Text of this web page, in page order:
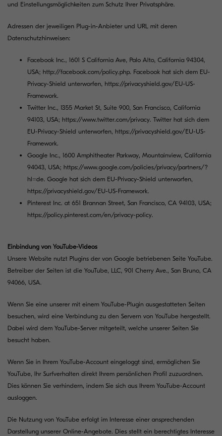
und Einstellungsmöglichkeiten zum Schutz Ihrer Privatsphäre.
Adressen der jeweiligen Plug-in-Anbieter und URL mit deren
Datenschutzhinweisen:
Facebook Inc., 1601 S California Ave, Palo Alto, California 94304,
USA; http://facebook.com/policy.php. Facebook hat sich dem EU-
Privacy-Shield unterworfen, https://privacyshield.gov/EU-US-
Framework.
Twitter Inc., 1355 Market St, Suite 900, San Francisco, California
94103, USA; https://www.twitter.com/privacy. Twitter hat sich dem
EU-Privacy-Shield unterworfen, https://privacyshield.gov/EU-US-
Framework.
Google Inc., 1600 Amphitheater Parkway, Mountainview, California
94043, USA; https://www.google.com/policies/privacy/partners/?
hl=de. Google hat sich dem EU-Privacy-Shield unterworfen,
https://privacyshield.gov/EU-US-Framework.
Pinterest Inc. at 651 Brannan Street, San Francisco, CA 94103, USA;
https://policy.pinterest.com/en/privacy-policy.
Einbindung von YouTube-Videos
Unsere Website nutzt Plugins der von Google betriebenen Seite YouTube.
Betreiber der Seiten ist die YouTube, LLC, 901 Cherry Ave., San Bruno, CA
94066, USA.
Wenn Sie eine unserer mit einem YouTube-Plugin ausgestatteten Seiten
besuchen, wird eine Verbindung zu den Servern von YouTube hergestellt.
Dabei wird dem YouTube-Server mitgeteilt, welche unserer Seiten Sie
besucht haben.
Wenn Sie in Ihrem YouTube-Account eingeloggt sind, ermöglichen Sie
YouTube, Ihr Surfverhalten direkt Ihrem persönlichen Profil zuzuordnen.
Dies können Sie verhindern, indem Sie sich aus Ihrem YouTube-Account
ausloggen.
Die Nutzung von YouTube erfolgt im Interesse einer ansprechenden
Darstellung unserer Online-Angebote. Dies stellt ein berechtigtes Interesse